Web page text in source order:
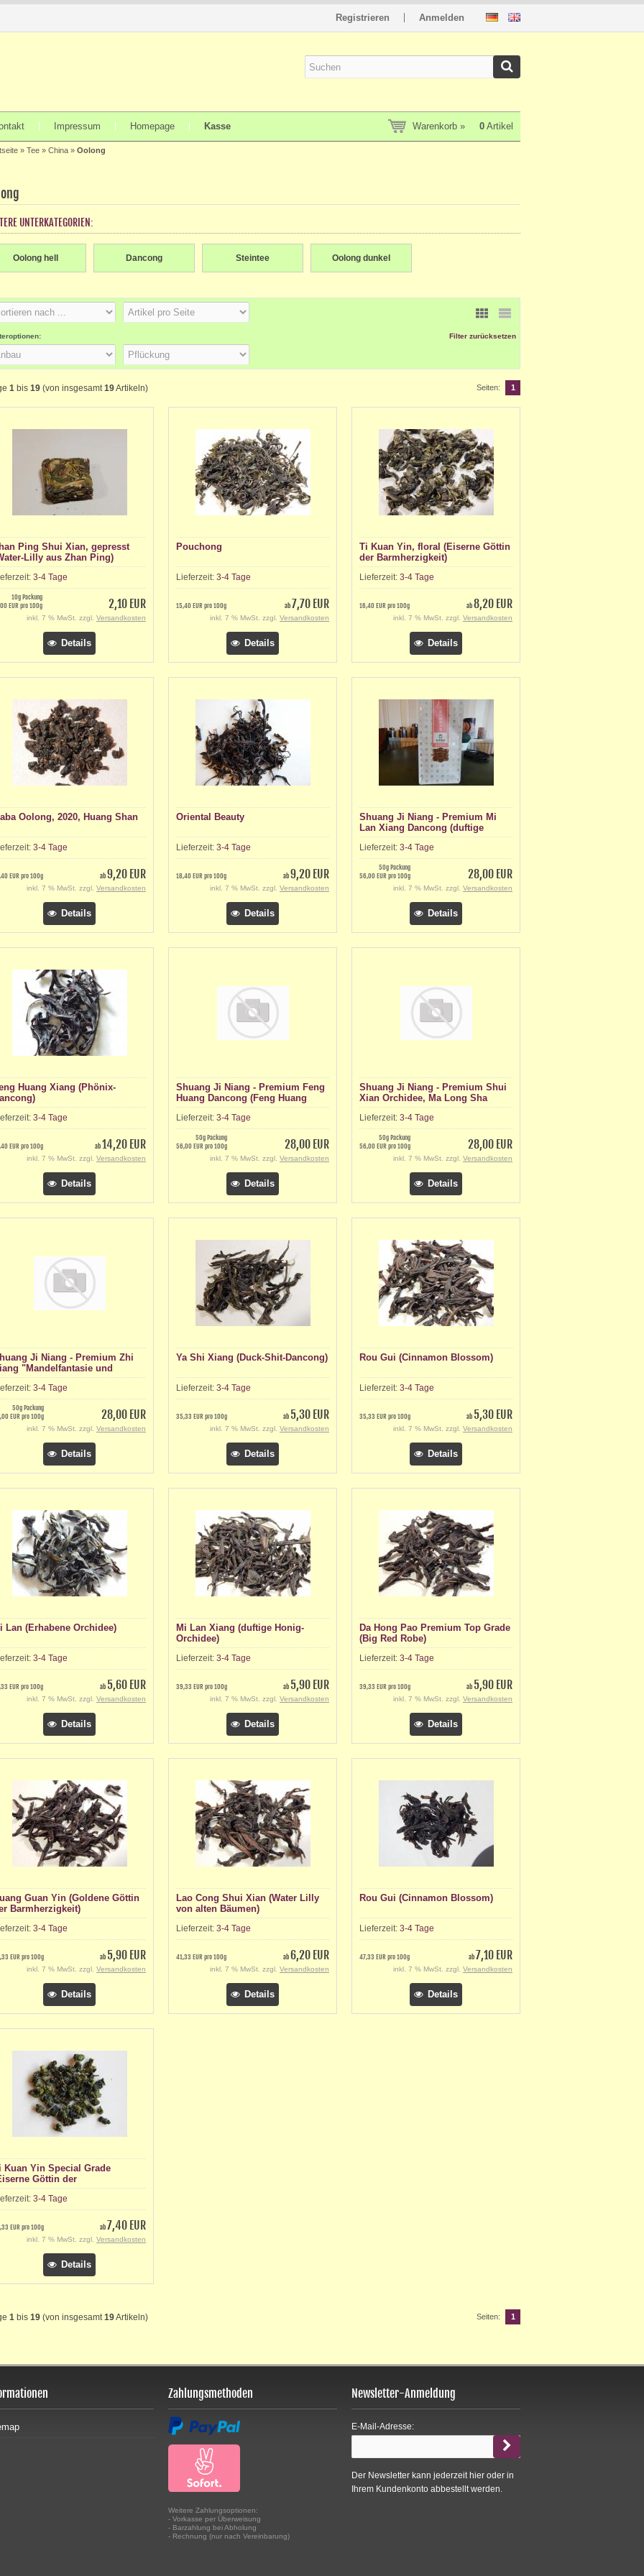
Registrieren Anmelden
Impressum Homepage Kasse Warenkorb » 0 Artikel
» Tee » China » Oolong
UNTERKATEGORIEN:
Oolong hell Dancong Steintee Oolong dunkel
Filter zurücksetzen
1 bis 19 (von insgesamt19Artikeln) Seiten: 1
Ping Shui Xian, gepresst
Lilly aus Zhan Ping)
3-4 Tage
2,10 EUR
10g Packung
EUR pro 100g
inkl. 7 % MwSt. zzgl. Versandkosten
Details
Pouchong
Lieferzeit: 3-4 Tage
ab7,70 EUR
15,40 EUR pro 100g
inkl. 7 % MwSt. zzgl. Versandkosten
Details
Ti Kuan Yin, floral (Eiserne Göttin
der Barmherzigkeit)
Lieferzeit: 3-4 Tage
ab8,20 EUR
16,40 EUR pro 100g
inkl. 7 % MwSt. zzgl. Versandkosten
Details
Oolong, 2020, Huang Shan
3-4 Tage
ab9,20 EUR
EUR pro 100g
inkl. 7 % MwSt. zzgl. Versandkosten
Details
Oriental Beauty
Lieferzeit: 3-4 Tage
ab9,20 EUR
18,40 EUR pro 100g
inkl. 7 % MwSt. zzgl. Versandkosten
Details
Shuang Ji Niang - Premium Mi
Lan Xiang Dancong (duftige
Honig-Orchidee)
Lieferzeit: 3-4 Tage
28,00 EUR
50g Packung
56,00 EUR pro 100g
inkl. 7 % MwSt. zzgl. Versandkosten
Details
Huang Xiang (Phönix-
3-4 Tage
ab14,20 EUR
EUR pro 100g
inkl. 7 % MwSt. zzgl. Versandkosten
Details
Shuang Ji Niang - Premium Feng
Huang Dancong (Feng Huang
Dancong)
Lieferzeit: 3-4 Tage
28,00 EUR
50g Packung
56,00 EUR pro 100g
inkl. 7 % MwSt. zzgl. Versandkosten
Details
Shuang Ji Niang - Premium Shui
Xian Orchidee, Ma Long Sha
(Dancong Sweetgras Orchidee)
Lieferzeit: 3-4 Tage
28,00 EUR
50g Packung
56,00 EUR pro 100g
inkl. 7 % MwSt. zzgl. Versandkosten
Details
Ji Niang - Premium Zhi
"Mandelfantasie und
(Mandelfantasie und
Oolong)
3-4 Tage
28,00 EUR
50g Packung
EUR pro 100g
inkl. 7 % MwSt. zzgl. Versandkosten
Details
Ya Shi Xiang (Duck-Shit-Dancong)
Lieferzeit: 3-4 Tage
ab 5,30 EUR
35,33 EUR pro 100g
inkl. 7 % MwSt. zzgl. Versandkosten
Details
Rou Gui (Cinnamon Blossom)
Lieferzeit: 3-4 Tage
ab 5,30 EUR
35,33 EUR pro 100g
inkl. 7 % MwSt. zzgl. Versandkosten
Details
Lan (Erhabene Orchidee)
3-4 Tage
ab 5,60 EUR
EUR pro 100g
inkl. 7 % MwSt. zzgl. Versandkosten
Details
Mi Lan Xiang (duftige Honig-
Orchidee)
Lieferzeit: 3-4 Tage
ab 5,90 EUR
39,33 EUR pro 100g
inkl. 7 % MwSt. zzgl. Versandkosten
Details
Da Hong Pao Premium Top Grade
(Big Red Robe)
Lieferzeit: 3-4 Tage
ab 5,90 EUR
39,33 EUR pro 100g
inkl. 7 % MwSt. zzgl. Versandkosten
Details
Guan Yin (Goldene Göttin
Barmherzigkeit)
3-4 Tage
ab 5,90 EUR
EUR pro 100g
inkl. 7 % MwSt. zzgl. Versandkosten
Details
Lao Cong Shui Xian (Water Lilly
von alten Bäumen)
Lieferzeit: 3-4 Tage
ab6,20 EUR
41,33 EUR pro 100g
inkl. 7 % MwSt. zzgl. Versandkosten
Details
Rou Gui (Cinnamon Blossom)
Lieferzeit: 3-4 Tage
ab7,10 EUR
47,33 EUR pro 100g
inkl. 7 % MwSt. zzgl. Versandkosten
Details
Kuan Yin Special Grade
Göttin der
3-4 Tage
ab7,40 EUR
EUR pro 100g
inkl. 7 % MwSt. zzgl. Versandkosten
Details
1 bis 19 (von insgesamt19Artikeln) Seiten: 1
Zahlungsmethoden
Weitere Zahlungsoptionen:
- Vorkasse per Überweisung
- Barzahlung bei Abholung
- Rechnung (nur nach Vereinbarung)
Newsletter-Anmeldung
E-Mail-Adresse:
Der Newsletter kann jederzeit hier oder in
Ihrem Kundenkonto abbestellt werden.